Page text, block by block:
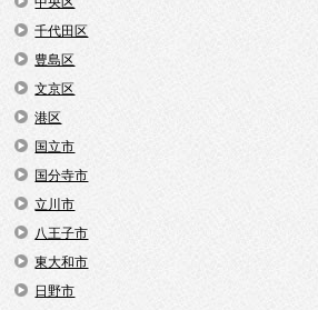
千代田区
豊島区
文京区
港区
国立市
国分寺市
立川市
八王子市
東大和市
日野市